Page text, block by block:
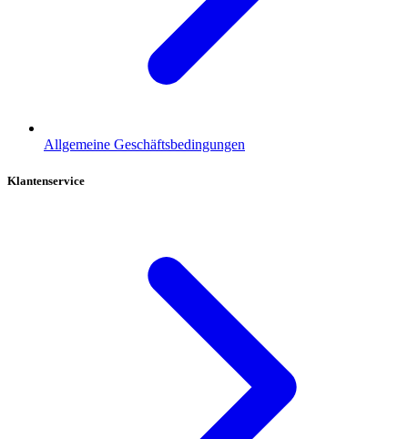
Allgemeine Geschäftsbedingungen
Klantenservice